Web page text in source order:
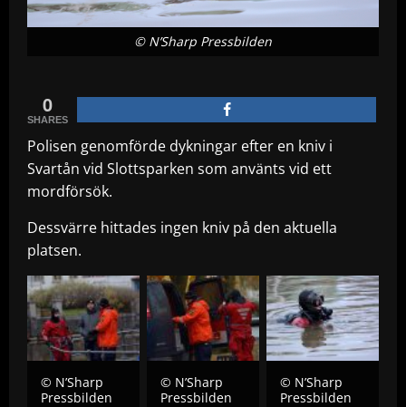
© N’Sharp Pressbilden
0
SHARES
Polisen genomförde dykningar efter en kniv i
Svartån vid Slottsparken som använts vid ett
mordförsök.
Dessvärre hittades ingen kniv på den aktuella
platsen.
© N’Sharp
Pressbilden
© N’Sharp
Pressbilden
© N’Sharp
Pressbilden